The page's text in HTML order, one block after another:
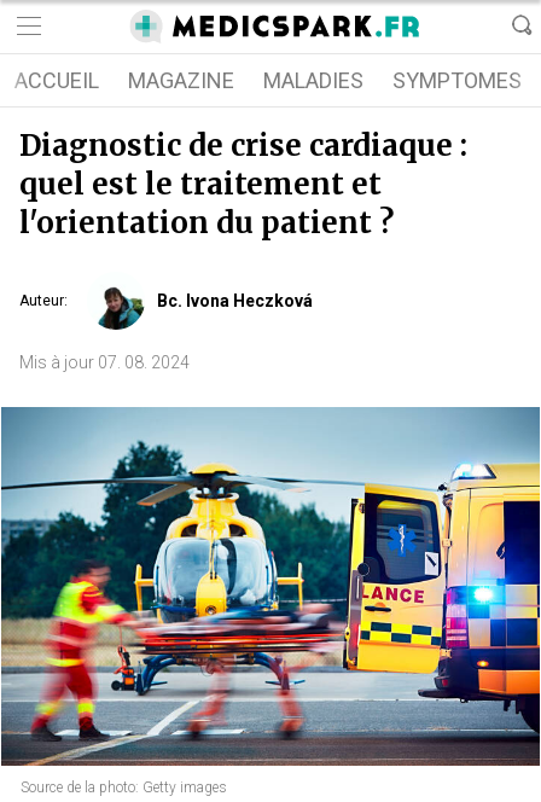
ACCUEIL MAGAZINE MALADIES SYMPTOMES
Diagnostic de crise cardiaque :
quel est le traitement et
l'orientation du patient ?
Auteur: Bc. Ivona Heczková
Mis à jour 07. 08. 2024
Source de la photo: Getty images